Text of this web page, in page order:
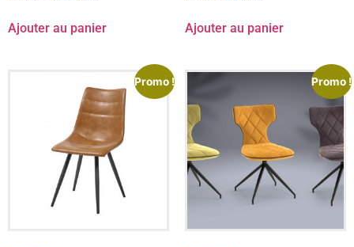
Ajouter au panier Ajouter au panier
Promo ! Promo !